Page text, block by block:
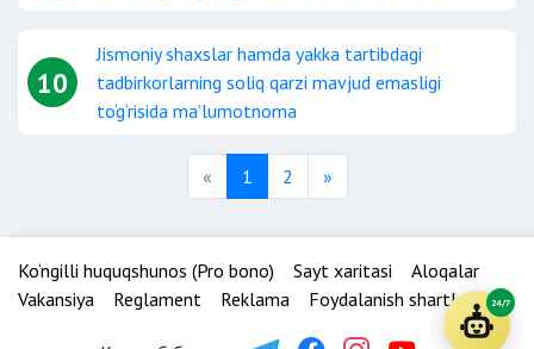
10
Jismoniy shaxslar hamda yakka tartibdagi
tadbirkorlarning soliq qarzi mavjud emasligi
to‘g‘risida ma’lumotnoma
«Previous
1 2 »Next
Ko‘ngilli huquqshunos (Pro bono) Sayt xaritasi
Aloqalar
Vakansiya
Reglament Reklama Foydalanish shartlari 24/7